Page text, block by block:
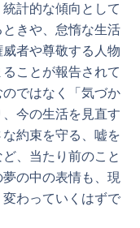
計的な傾向として
きや、怠惰な生活
者や尊敬する人物
ことが報告されて
ではなく「気づか
今の生活を見直す
約束を守る、嘘を
、当たり前のこと
の中の表情も、現
わっていくはずで